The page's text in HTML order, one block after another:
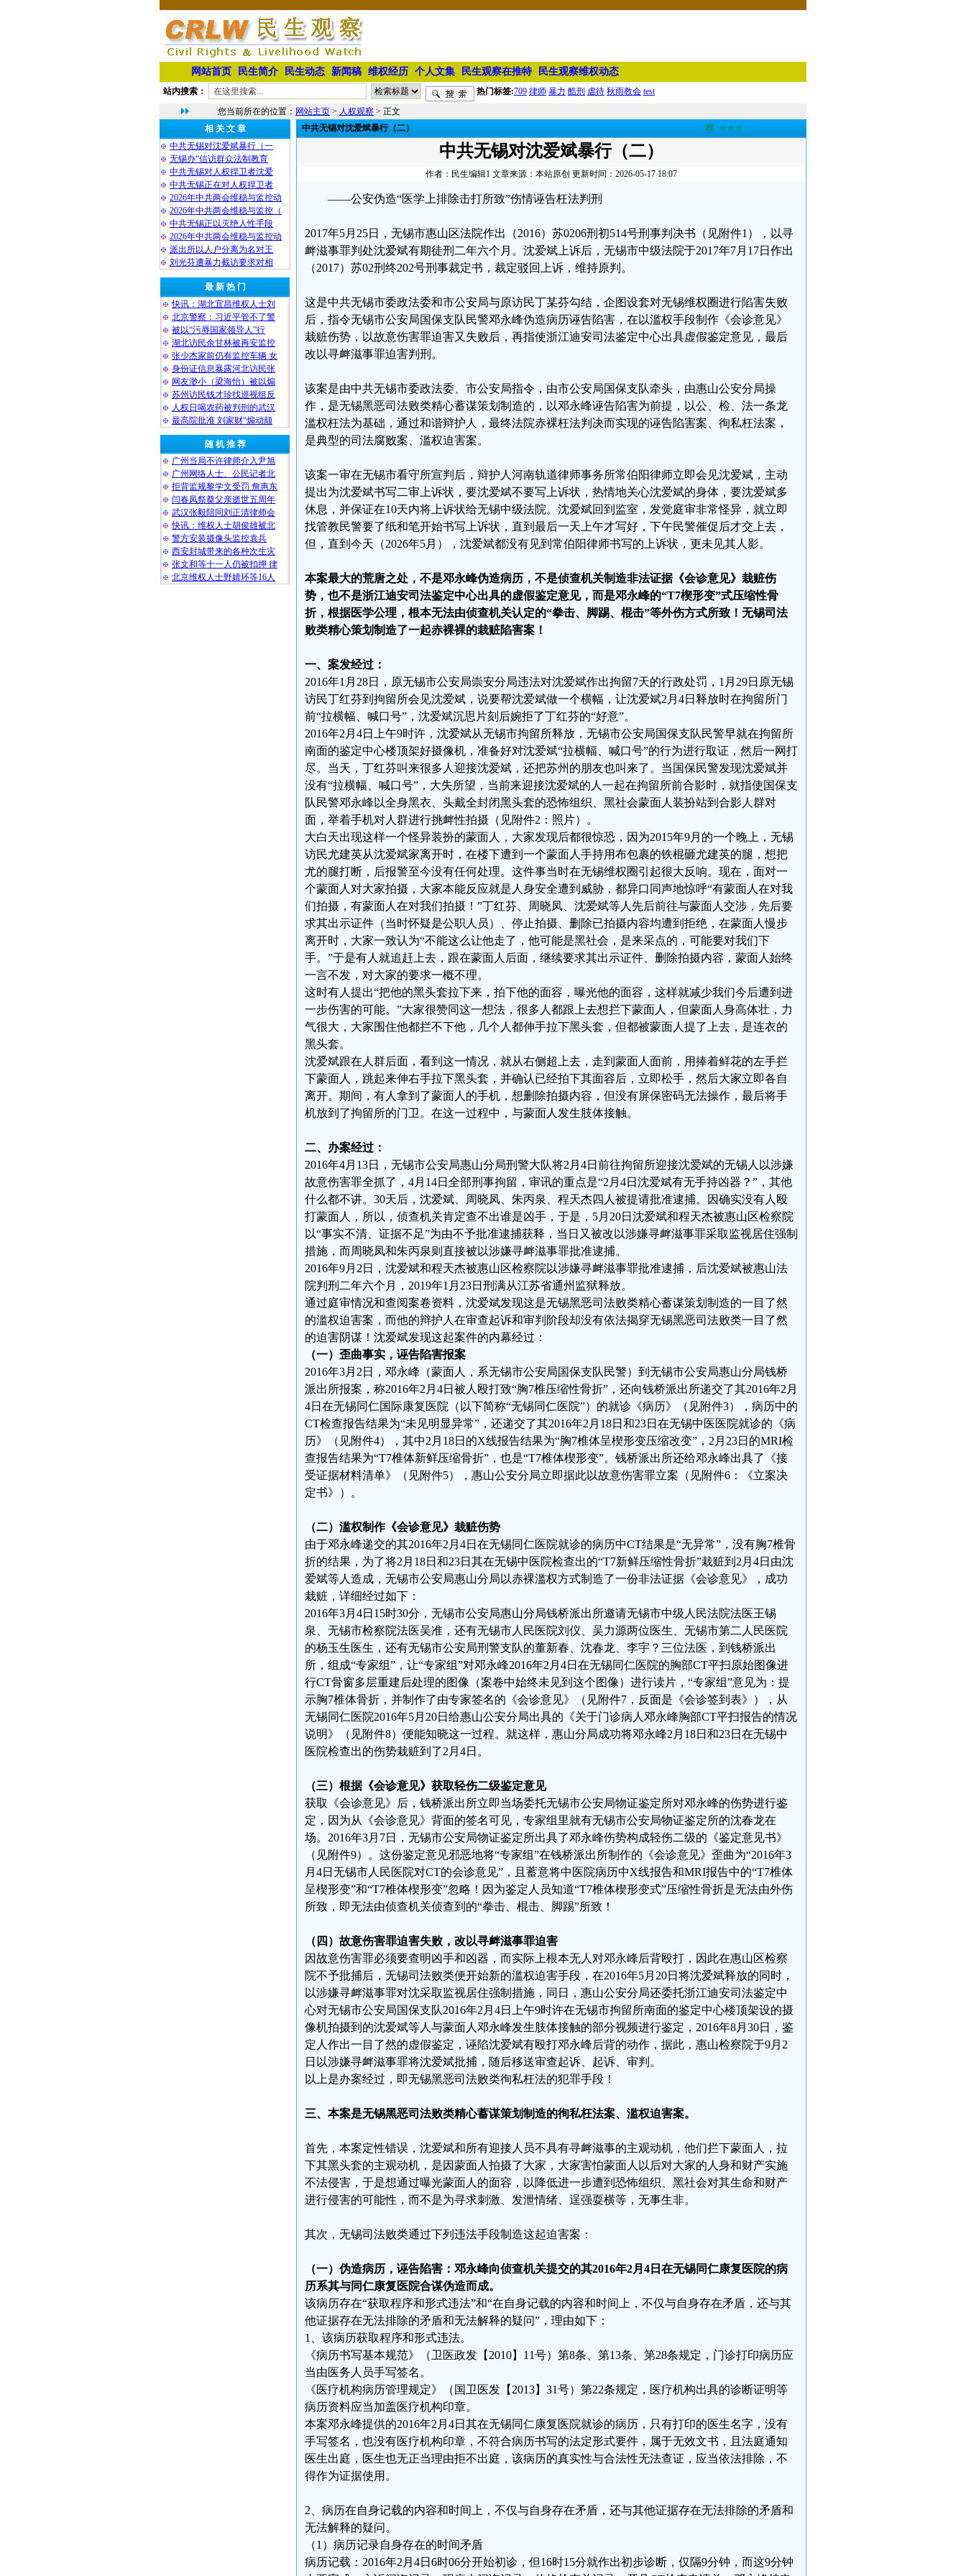
网站首页 民生简介 民生动态 新闻稿 维权经历 个人文集 民生观察在推特 民生观察维权动态
站内搜索： 热门标签:709 律师 暴力 酷刑 虐待 秋雨教会 test
您当前所在的位置： 网站主页 > 人权观察 > 正文
相 关 文 章
中共无锡对沈爱斌暴行（一
无锡办“信访群众法制教育
中共无锡对人权捍卫者沈爱
中共无锡正在对人权捍卫者
2026年中共两会维稳与监控动
2026年中共两会维稳与监控（
中共无锡正以灭绝人性手段
2026年中共两会维稳与监控动
派出所以人户分离为名对王
刘光芬遭暴力截访要求对相
最 新 热 门
快讯：湖北宜昌维权人士刘
北京警察：习近平管不了警
被以“污辱国家领导人”行
湖北访民余甘林被再安监控
张少杰家前仍有监控车辆 女
身份证信息暴露河北访民张
网友渺小（梁海怡）被以煽
苏州访民钱才珍找巡视组反
人权日喝农药被判刑的武汉
最高院批准 刘家财“煽动颠
随 机 推 荐
广州当局不许律师介入尹旭
广州网络人士、公民记者北
拒背监规黎学文受罚 詹惠东
闫春凤祭奠父亲逝世五周年
武汉张毅陪同刘正清律师会
快讯：维权人士胡俊雄被北
警方安装摄像头监控袁兵
西安封城带来的各种次生灾
张文和等十一人仍被扣押 律
北京维权人士野婧环等16人
中共无锡对沈爱斌暴行（二） 荐 ★★★
中共无锡对沈爱斌暴行（二）
作者：民生编辑1 文章来源：本站原创 更新时间：2026-05-17 18:07
——公安伪造“医学上排除击打所致”伤情诬告枉法判刑
2017年5月25日，无锡市惠山区法院作出（2016）苏0206刑初514号刑事判决书（见附件1），以寻
衅滋事罪判处沈爱斌有期徒刑二年六个月。沈爱斌上诉后，无锡市中级法院于2017年7月17日作出
（2017）苏02刑终202号刑事裁定书，裁定驳回上诉，维持原判。
这是中共无锡市委政法委和市公安局与原访民丁某芬勾结，企图设套对无锡维权圈进行陷害失败
后，指令无锡市公安局国保支队民警邓永峰伪造病历诬告陷害，在以滥权手段制作《会诊意见》
栽赃伤势，以故意伤害罪迫害又失败后，再指使浙江迪安司法鉴定中心出具虚假鉴定意见，最后
改以寻衅滋事罪迫害判刑。
该案是由中共无锡市委政法委、市公安局指令，由市公安局国保支队牵头，由惠山公安分局操
作，是无锡黑恶司法败类精心蓄谋策划制造的，以邓永峰诬告陷害为前提，以公、检、法一条龙
滥权枉法为基础，通过和谐辩护人，最终法院赤裸枉法判决而实现的诬告陷害案、徇私枉法案，
是典型的司法腐败案、滥权迫害案。
该案一审在无锡市看守所宣判后，辩护人河南轨道律师事务所常伯阳律师立即会见沈爱斌，主动
提出为沈爱斌书写二审上诉状，要沈爱斌不要写上诉状，热情地关心沈爱斌的身体，要沈爱斌多
休息，并保证在10天内将上诉状给无锡中级法院。沈爱斌回到监室，发觉庭审非常怪异，就立即
找管教民警要了纸和笔开始书写上诉状，直到最后一天上午才写好，下午民警催促后才交上去，
但，直到今天（2026年5月），沈爱斌都没有见到常伯阳律师书写的上诉状，更未见其人影。
本案最大的荒唐之处，不是邓永峰伪造病历，不是侦查机关制造非法证据《会诊意见》栽赃伤
势，也不是浙江迪安司法鉴定中心出具的虚假鉴定意见，而是邓永峰的“T7楔形变”式压缩性骨
折，根据医学公理，根本无法由侦查机关认定的“拳击、脚踢、棍击”等外伤方式所致！无锡司法
败类精心策划制造了一起赤裸裸的栽赃陷害案！
一、案发经过：
2016年1月28日，原无锡市公安局崇安分局违法对沈爱斌作出拘留7天的行政处罚，1月29日原无锡
访民丁红芬到拘留所会见沈爱斌，说要帮沈爱斌做一个横幅，让沈爱斌2月4日释放时在拘留所门
前“拉横幅、喊口号”，沈爱斌沉思片刻后婉拒了丁红芬的“好意”。
2016年2月4日上午9时许，沈爱斌从无锡市拘留所释放，无锡市公安局国保支队民警早就在拘留所
南面的鉴定中心楼顶架好摄像机，准备好对沈爱斌“拉横幅、喊口号”的行为进行取证，然后一网打
尽。当天，丁红芬叫来很多人迎接沈爱斌，还把苏州的朋友也叫来了。当国保民警发现沈爱斌并
没有“拉横幅、喊口号”，大失所望，当前来迎接沈爱斌的人一起在拘留所前合影时，就指使国保支
队民警邓永峰以全身黑衣、头戴全封闭黑头套的恐怖组织、黑社会蒙面人装扮站到合影人群对
面，举着手机对人群进行挑衅性拍摄（见附件2：照片）。
大白天出现这样一个怪异装扮的蒙面人，大家发现后都很惊恐，因为2015年9月的一个晚上，无锡
访民尤建英从沈爱斌家离开时，在楼下遭到一个蒙面人手持用布包裹的铁棍砸尤建英的腿，想把
尤的腿打断，后报警至今没有任何处理。这件事当时在无锡维权圈引起很大反响。现在，面对一
个蒙面人对大家拍摄，大家本能反应就是人身安全遭到威胁，都异口同声地惊呼“有蒙面人在对我
们拍摄，有蒙面人在对我们拍摄！”丁红芬、周晓凤、沈爱斌等人先后前往与蒙面人交涉，先后要
求其出示证件（当时怀疑是公职人员）、停止拍摄、删除已拍摄内容均遭到拒绝，在蒙面人慢步
离开时，大家一致认为“不能这么让他走了，他可能是黑社会，是来采点的，可能要对我们下
手。”于是有人就追赶上去，跟在蒙面人后面，继续要求其出示证件、删除拍摄内容，蒙面人始终
一言不发，对大家的要求一概不理。
这时有人提出“把他的黑头套拉下来，拍下他的面容，曝光他的面容，这样就减少我们今后遭到进
一步伤害的可能。”大家很赞同这一想法，很多人都跟上去想拦下蒙面人，但蒙面人身高体壮，力
气很大，大家围住他都拦不下他，几个人都伸手拉下黑头套，但都被蒙面人提了上去，是连衣的
黑头套。
沈爱斌跟在人群后面，看到这一情况，就从右侧超上去，走到蒙面人面前，用捧着鲜花的左手拦
下蒙面人，跳起来伸右手拉下黑头套，并确认已经拍下其面容后，立即松手，然后大家立即各自
离开。期间，有人拿到了蒙面人的手机，想删除拍摄内容，但没有屏保密码无法操作，最后将手
机放到了拘留所的门卫。在这一过程中，与蒙面人发生肢体接触。
二、办案经过：
2016年4月13日，无锡市公安局惠山分局刑警大队将2月4日前往拘留所迎接沈爱斌的无锡人以涉嫌
故意伤害罪全抓了，4月14日全部刑事拘留，审讯的重点是“2月4日沈爱斌有无手持凶器？”，其他
什么都不讲。30天后，沈爱斌、周晓凤、朱丙泉、程天杰四人被提请批准逮捕。因确实没有人殴
打蒙面人，所以，侦查机关肯定查不出谁是凶手，于是，5月20日沈爱斌和程天杰被惠山区检察院
以“事实不清、证据不足”为由不予批准逮捕获释，当日又被改以涉嫌寻衅滋事罪采取监视居住强制
措施，而周晓凤和朱丙泉则直接被以涉嫌寻衅滋事罪批准逮捕。
2016年9月2日，沈爱斌和程天杰被惠山区检察院以涉嫌寻衅滋事罪批准逮捕，后沈爱斌被惠山法
院判刑二年六个月，2019年1月23日刑满从江苏省通州监狱释放。
通过庭审情况和查阅案卷资料，沈爱斌发现这是无锡黑恶司法败类精心蓄谋策划制造的一目了然
的滥权迫害案，而他的辩护人在审查起诉和审判阶段却没有依法揭穿无锡黑恶司法败类一目了然
的迫害阴谋！沈爱斌发现这起案件的内幕经过：
（一）歪曲事实，诬告陷害报案
2016年3月2日，邓永峰（蒙面人，系无锡市公安局国保支队民警）到无锡市公安局惠山分局钱桥
派出所报案，称2016年2月4日被人殴打致“胸7椎压缩性骨折”，还向钱桥派出所递交了其2016年2月
4日在无锡同仁国际康复医院（以下简称“无锡同仁医院”）的就诊《病历》（见附件3），病历中的
CT检查报告结果为“未见明显异常”，还递交了其2016年2月18日和23日在无锡中医医院就诊的《病
历》（见附件4），其中2月18日的X线报告结果为“胸7椎体呈楔形变压缩改变”，2月23日的MRI检
查报告结果为“T7椎体新鲜压缩骨折”，也是“T7椎体楔形变”。钱桥派出所还给邓永峰出具了《接
受证据材料清单》（见附件5），惠山公安分局立即据此以故意伤害罪立案（见附件6：《立案决
定书》）。
（二）滥权制作《会诊意见》栽赃伤势
由于邓永峰递交的其2016年2月4日在无锡同仁医院就诊的病历中CT结果是“无异常”，没有胸7椎骨
折的结果，为了将2月18日和23日其在无锡中医院检查出的“T7新鲜压缩性骨折”栽赃到2月4日由沈
爱斌等人造成，无锡市公安局惠山分局以赤裸滥权方式制造了一份非法证据《会诊意见》，成功
栽赃，详细经过如下：
2016年3月4日15时30分，无锡市公安局惠山分局钱桥派出所邀请无锡市中级人民法院法医王锡
泉、无锡市检察院法医吴准，还有无锡市人民医院刘仪、吴力源两位医生、无锡市第二人民医院
的杨玉生医生，还有无锡市公安局刑警支队的董新春、沈春龙、李宇？三位法医，到钱桥派出
所，组成“专家组”，让“专家组”对邓永峰2016年2月4日在无锡同仁医院的胸部CT平扫原始图像进
行CT骨窗多层重建后处理的图像（案卷中始终未见到这个图像）进行读片，“专家组”意见为：提
示胸7椎体骨折，并制作了由专家签名的《会诊意见》（见附件7，反面是《会诊签到表》），从
无锡同仁医院2016年5月20日给惠山公安分局出具的《关于门诊病人邓永峰胸部CT平扫报告的情况
说明》（见附件8）便能知晓这一过程。就这样，惠山分局成功将邓永峰2月18日和23日在无锡中
医院检查出的伤势栽赃到了2月4日。
（三）根据《会诊意见》获取轻伤二级鉴定意见
获取《会诊意见》后，钱桥派出所立即当场委托无锡市公安局物证鉴定所对邓永峰的伤势进行鉴
定，因为从《会诊意见》背面的签名可见，专家组里就有无锡市公安局物证鉴定所的沈春龙在
场。2016年3月7日，无锡市公安局物证鉴定所出具了邓永峰伤势构成轻伤二级的《鉴定意见书》
（见附件9）。这份鉴定意见邪恶地将“专家组”在钱桥派出所制作的《会诊意见》歪曲为“2016年3
月4日无锡市人民医院对CT的会诊意见”，且蓄意将中医院病历中X线报告和MRI报告中的“T7椎体
呈楔形变”和“T7椎体楔形变”忽略！因为鉴定人员知道“T7椎体楔形变式”压缩性骨折是无法由外伤
所致，即无法由侦查机关侦查到的“拳击、棍击、脚踢”所致！
（四）故意伤害罪迫害失败，改以寻衅滋事罪迫害
因故意伤害罪必须要查明凶手和凶器，而实际上根本无人对邓永峰后背殴打，因此在惠山区检察
院不予批捕后，无锡司法败类便开始新的滥权迫害手段，在2016年5月20日将沈爱斌释放的同时，
以涉嫌寻衅滋事罪对沈采取监视居住强制措施，同日，惠山公安分局还委托浙江迪安司法鉴定中
心对无锡市公安局国保支队2016年2月4日上午9时许在无锡市拘留所南面的鉴定中心楼顶架设的摄
像机拍摄到的沈爱斌等人与蒙面人邓永峰发生肢体接触的部分视频进行鉴定，2016年8月30日，鉴
定人作出一目了然的虚假鉴定，诬陷沈爱斌有殴打邓永峰后背的动作，据此，惠山检察院于9月2
日以涉嫌寻衅滋事罪将沈爱斌批捕，随后移送审查起诉、起诉、审判。
以上是办案经过，即无锡黑恶司法败类徇私枉法的犯罪手段！
三、本案是无锡黑恶司法败类精心蓄谋策划制造的徇私枉法案、滥权迫害案。
首先，本案定性错误，沈爱斌和所有迎接人员不具有寻衅滋事的主观动机，他们拦下蒙面人，拉
下其黑头套的主观动机，是因蒙面人拍摄了大家，大家害怕蒙面人以后对大家的人身和财产实施
不法侵害，于是想通过曝光蒙面人的面容，以降低进一步遭到恐怖组织、黑社会对其生命和财产
进行侵害的可能性，而不是为寻求刺激、发泄情绪、逞强耍横等，无事生非。
其次，无锡司法败类通过下列违法手段制造这起迫害案：
（一）伪造病历，诬告陷害：邓永峰向侦查机关提交的其2016年2月4日在无锡同仁康复医院的病
历系其与同仁康复医院合谋伪造而成。
该病历存在“获取程序和形式违法”和“在自身记载的内容和时间上，不仅与自身存在矛盾，还与其
他证据存在无法排除的矛盾和无法解释的疑问”，理由如下：
1、该病历获取程序和形式违法。
《病历书写基本规范》（卫医政发【2010】11号）第8条、第13条、第28条规定，门诊打印病历应
当由医务人员手写签名。
《医疗机构病历管理规定》（国卫医发【2013】31号）第22条规定，医疗机构出具的诊断证明等
病历资料应当加盖医疗机构印章。
本案邓永峰提供的2016年2月4日其在无锡同仁康复医院就诊的病历，只有打印的医生名字，没有
手写签名，也没有医疗机构印章，不符合病历书写的法定形式要件，属于无效文书，且法庭通知
医生出庭，医生也无正当理由拒不出庭，该病历的真实性与合法性无法查证，应当依法排除，不
得作为证据使用。
2、病历在自身记载的内容和时间上，不仅与自身存在矛盾，还与其他证据存在无法排除的矛盾和
无法解释的疑问。
（1）病历记录自身存在的时间矛盾
病历记载：2016年2月4日6时06分开始初诊，但16时15分就作出初步诊断，仅隔9分钟，而这9分钟